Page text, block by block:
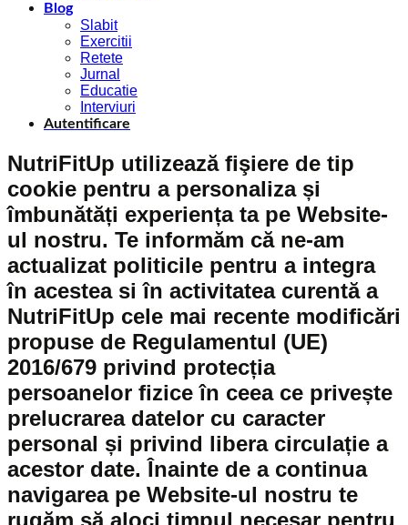
Blog
Slabit
Exercitii
Retete
Jurnal
Educatie
Interviuri
Autentificare
NutriFitUp utilizează fişiere de tip
cookie pentru a personaliza și
îmbunătăți experiența ta pe Website-
ul nostru. Te informăm că ne-am
actualizat politicile pentru a integra
în acestea si în activitatea curentă a
NutriFitUp cele mai recente modificări
propuse de Regulamentul (UE)
2016/679 privind protecția
persoanelor fizice în ceea ce privește
prelucrarea datelor cu caracter
personal și privind libera circulație a
acestor date. Înainte de a continua
navigarea pe Website-ul nostru te